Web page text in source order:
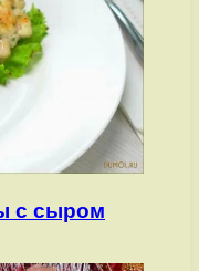
с сыром